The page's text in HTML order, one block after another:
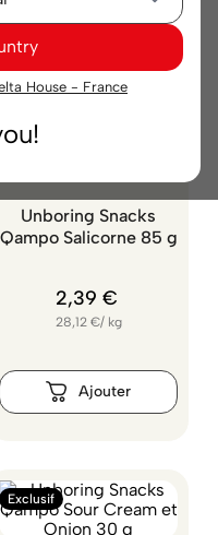
House - France
Exclusif
Unboring Snacks
Qampo Salicorne 85 g
2,39 €
28,12 €/ kg
Exclusif